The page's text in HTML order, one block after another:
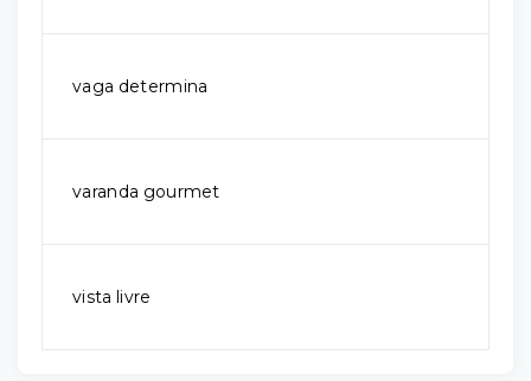
vaga determina
varanda gourmet
vista livre